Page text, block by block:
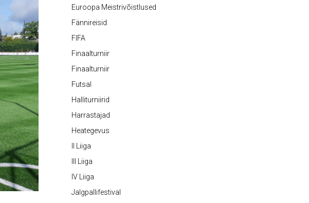
Euroopa Meistrivõistlused
Fännireisid
FIFA
Finaalturniir
Finaalturniir
Futsal
Halliturniirid
Harrastajad
Heategevus
II Liiga
III Liiga
IV Liiga
Jalgpallifestival